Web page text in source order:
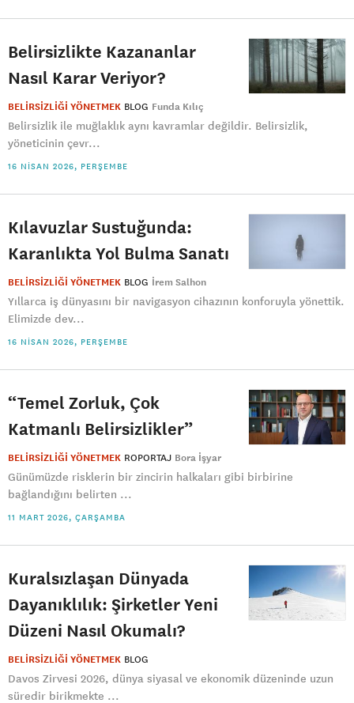
Belirsizlikte Kazananlar
Nasıl Karar Veriyor?
BELİRSİZLİĞİ YÖNETMEK BLOG Funda Kılıç
Belirsizlik ile muğlaklık aynı kavramlar değildir. Belirsizlik,
yöneticinin çevr...
16 NISAN 2026, PERŞEMBE
Kılavuzlar Sustuğunda:
Karanlıkta Yol Bulma Sanatı
BELİRSİZLİĞİ YÖNETMEK BLOG İrem Salhon
Yıllarca iş dünyasını bir navigasyon cihazının konforuyla yönettik.
Elimizde dev...
16 NISAN 2026, PERŞEMBE
“Temel Zorluk, Çok
Katmanlı Belirsizlikler”
BELİRSİZLİĞİ YÖNETMEK ROPORTAJ Bora İşyar
Günümüzde risklerin bir zincirin halkaları gibi birbirine
bağlandığını belirten ...
11 MART 2026, ÇARŞAMBA
Kuralsızlaşan Dünyada
Dayanıklılık: Şirketler Yeni
Düzeni Nasıl Okumalı?
BELİRSİZLİĞİ YÖNETMEK BLOG
Davos Zirvesi 2026, dünya siyasal ve ekonomik düzeninde uzun
süredir birikmekte ...